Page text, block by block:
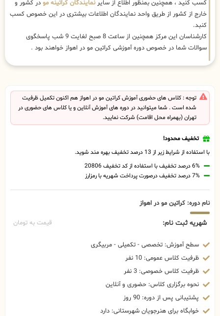
کسب کنید ، همچنین بمنظور اطلاع از سایرنمایندگان کراتینه مو در کشور و
خارج از کشور از طریق واحد نمایندگان اطلاعات بیشتری در این خصوص کسب
کنبد.
کارشناسان این مرکز همچنین از ساعت 8 صبح لغایت 9 شب پاسخگوی
سوالات شما در خصوص دوره آموزشی کراتین مو در اهواز خواهند بود .
توجه : کلاس های حضوری آموزش کراتین مو در اهواز هم اکنون تکمیل ظرفیت
شده است . شما میتوانید در دوره های آموزش آنلاین و یا کلاس های حضوری در
تهران (بهمراه محل اقامت) شرکت نمایید.
تخفیف محدود!
با استفاده از شرایط زیر از 13 درصد تخفیف بهره مند شوید.
6% درصد تخفیف با استفاده از کد تخفیف 20806
7% درصد تخفیف درصورت پرداخت شهریه با رمزارز
نام دوره: کراتین مو در اهواز
شهریه ثبت نام: قیمت به تومان
سطح آموزش: تخصصی - تکمیلی - مربیگری
ظرفیت کلاس عمومی: 10 نفر
ظرفیت کلاس خصوصی: 3 نفر
نحوه برگزاری کلاس: حضوری و آنلاین
پشتیبانی پس از دوره: 90 روز
خوابگاه برای هنرجویان شهرستانی: دارد